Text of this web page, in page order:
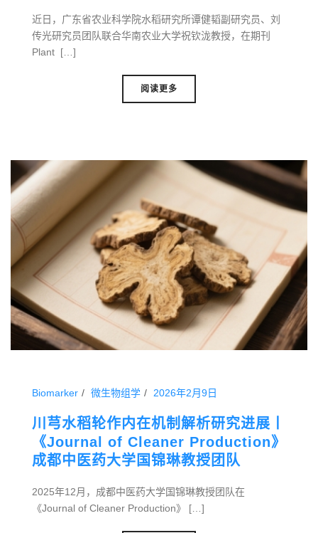
近日，广东省农业科学院水稻研究所谭健韬副研究员、刘
传光研究员团队联合华南农业大学祝钦泷教授，在期刊
Plant […]
阅读更多
Biomarker 微生物组学 2026年2月9日
川芎水稻轮作内在机制解析研究进展丨
《Journal of Cleaner Production》
成都中医药大学国锦琳教授团队
2025年12月，成都中医药大学国锦琳教授团队在
《Journal of Cleaner Production》 […]